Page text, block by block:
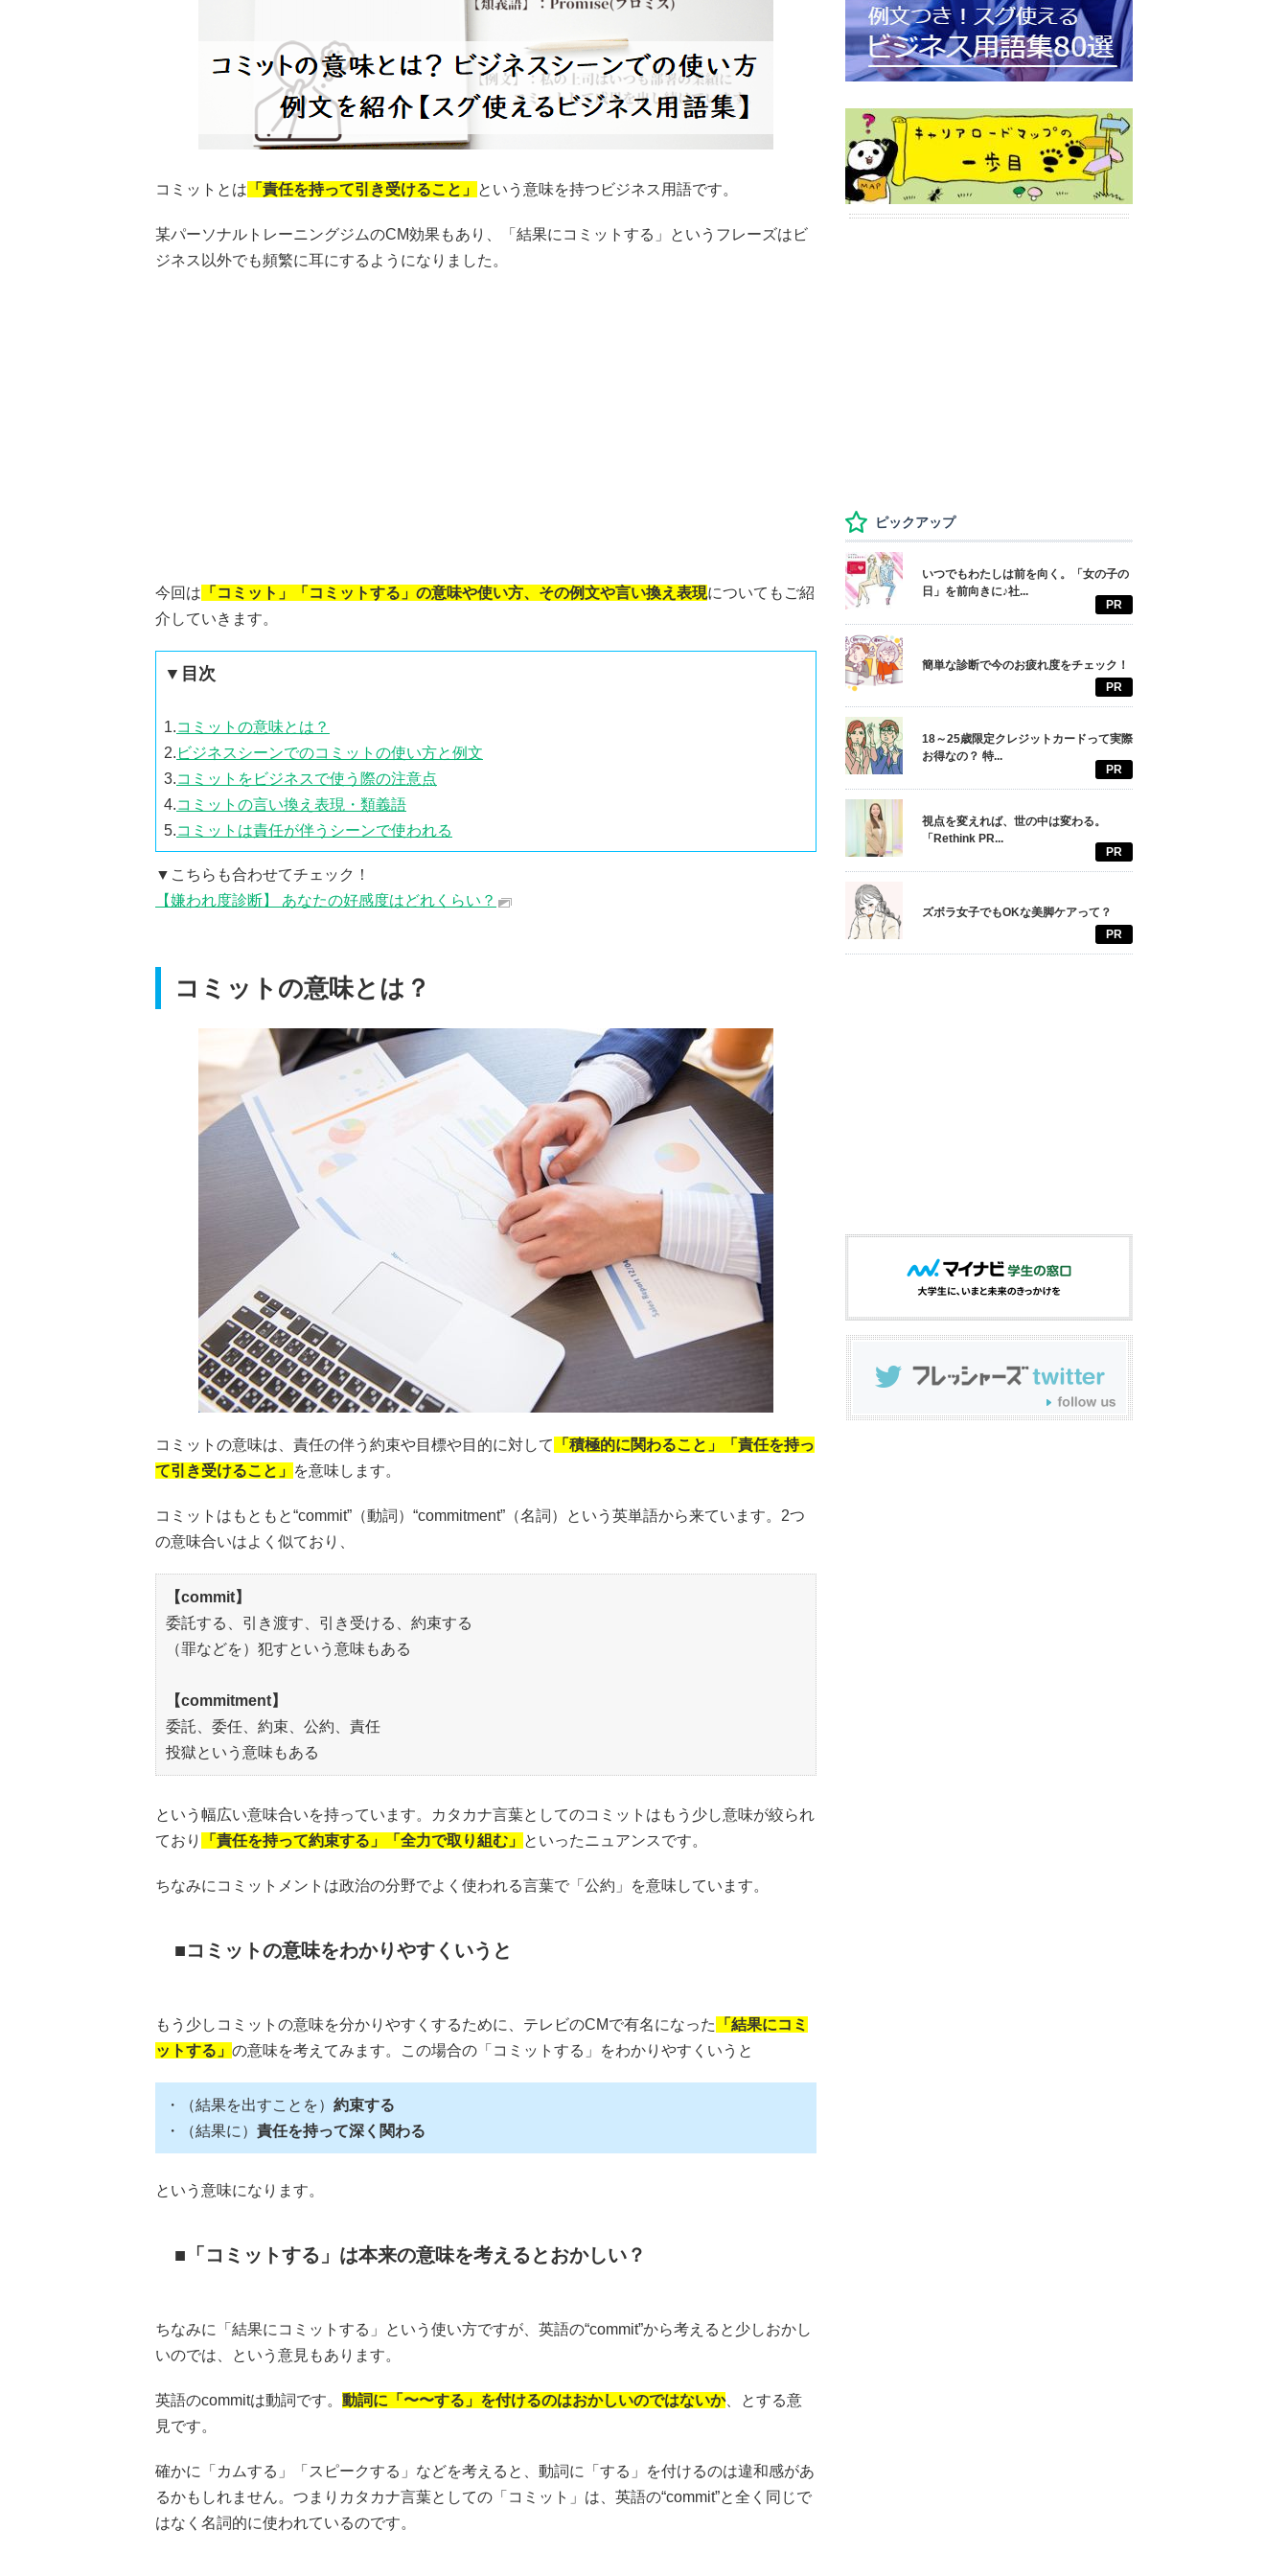
コミットとは 「責任を持って引き受けること」 という意味を持つビジネス用語です。
某パーソナルトレーニングジムのCM効果もあり、「結果にコミットする」というフレーズはビ
ジネス以外でも頻繁に耳にするようになりました。
今回は 「コミット」「コミットする」の意味や使い方、その例文や言い換え表現についてもご紹
介していきます。
▼目次
1.コミットの意味とは？
2. ビジネスシーンでのコミットの使い方と例文
3.コミットをビジネスで使う際の注意点
4.コミットの言い換え表現・類義語
5.コミットは責任が伴うシーンで使われる
▼こちらも合わせてチェック！
【嫌われ度診断】 あなたの好感度はどれくらい？
コミットの意味とは？
コミットの意味は、責任の伴う約束や目標や目的に対して
「積極的に関わること」「責任を持っ
て引き受けること」
を意味します。
コミットはもともと“commit”（動詞）“commitment”（名詞）という英単語から来ています。2つ
の意味合いはよく似ており、
【commit】
委託する、引き渡す、引き受ける、約束する
（罪などを）犯すという意味もある
【commitment】
委託、委任、約束、公約、責任
投獄という意味もある
という幅広い意味合いを持っています。カタカナ言葉としてのコミットはもう少し意味が絞られ
ており
「責任を持って約束する」「全力で取り組む」 といったニュアンスです。
ちなみにコミットメントは政治の分野でよく使われる言葉で「公約」を意味しています。
コミットの意味をわかりやすくいうと
もう少しコミットの意味を分かりやすくするために、テレビのCMで有名になった
「結果にコミ
ットする」 の意味を考えてみます。この場合の「コミットする」をわかりやすくいうと
・（結果を出すことを） 約束する
・（結果に） 責任を持って深く関わる
という意味になります。
「コミットする」は本来の意味を考えるとおかしい？
ちなみに「結果にコミットする」という使い方ですが、英語の“commit”から考えると少しおかし
いのでは、という意見もあります。
英語のcommitは動詞です。 動詞に「〜〜する」を付けるのはおかしいのではないか、とする意
見です。
確かに「カムする」「スピークする」などを考えると、動詞に「する」を付けるのは違和感があ
るかもしれません。つまりカタカナ言葉としての「コミット」は、英語の“commit”と全く同じで
はなく名詞的に使われているのです。
ピックアップ
いつでもわたしは前を向く。「女の子の
日」を前向きに♪社...
PR
簡単な診断で今のお疲れ度をチェック！
PR
18～25歳限定クレジットカードって実際
お得なの？ 特...
PR
視点を変えれば、世の中は変わる。
「Rethink PR...
PR
ズボラ女子でもOKな美脚ケアって？
PR